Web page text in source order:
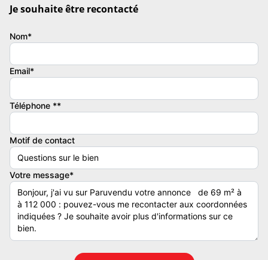
Facilités de stationnement proche de l'immeuble
Descriptif :
- Label : Bureaux
Bien En copropriété : Non
Je souhaite être recontacté
Nom*
Email*
Téléphone **
Motif de contact
Votre message*